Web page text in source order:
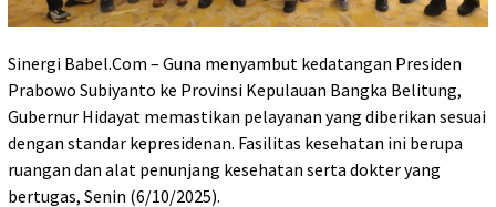
Sinergi Babel.Com – Guna menyambut kedatangan Presiden
Prabowo Subiyanto ke Provinsi Kepulauan Bangka Belitung,
Gubernur Hidayat memastikan pelayanan yang diberikan sesuai
dengan standar kepresidenan. Fasilitas kesehatan ini berupa
ruangan dan alat penunjang kesehatan serta dokter yang
bertugas, Senin (6/10/2025).